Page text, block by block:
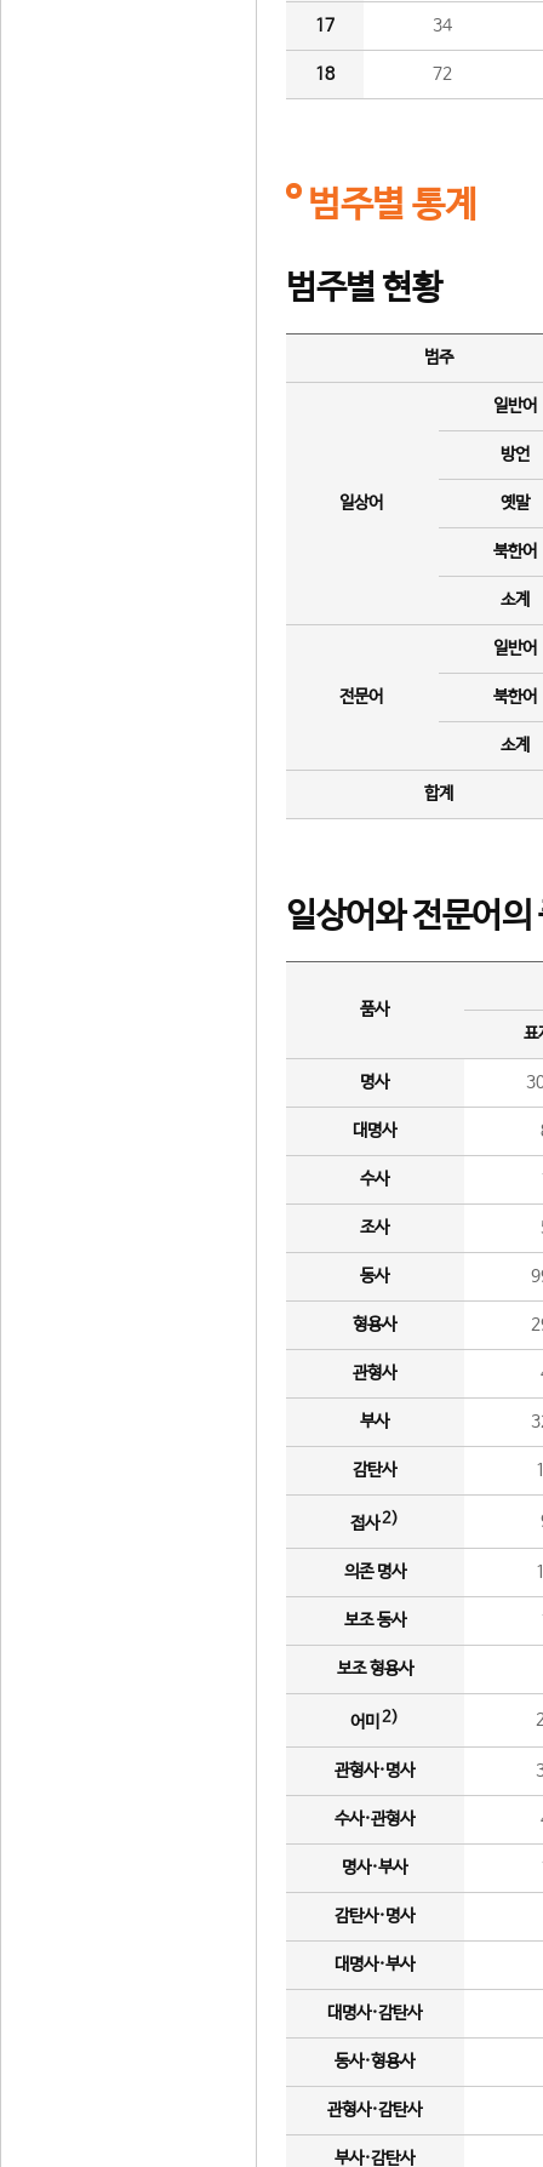
17 34
18 72
범주별 통계
범주별 현황
범주
일상어
일반어
방언
옛말
북한어
소계
전문어
일반어
북한어
소계
합계
일상어와 전문어의
품사
표
명사
대명사
수사
조사
동사
형용사
관형사
부사
감탄사
접사2)
의존 명사
보조 동사
보조 형용사
어미 2)
관형사·명사
수사·관형사
명사·부사
감탄사·명사
대명사·부사
대명사·감탄사
동사·형용사
관형사·감탄사
부사·감탄사